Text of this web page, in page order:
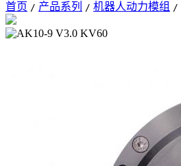
首页 / 产品系列 / 机器人动力模组 /